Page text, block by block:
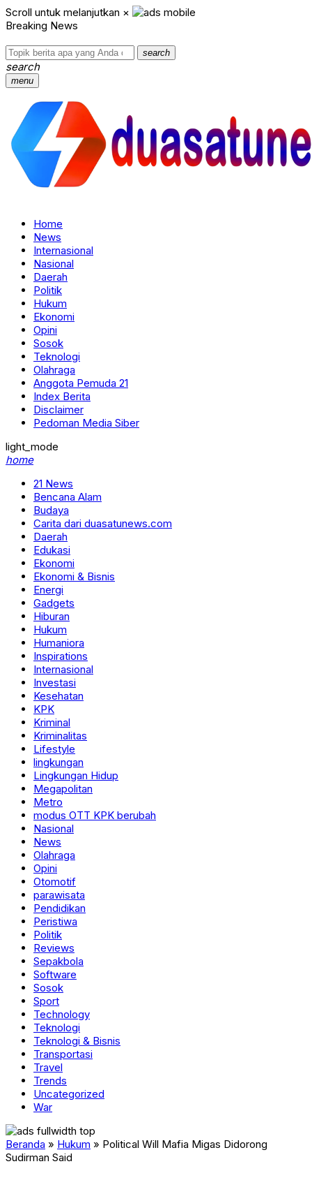
Scroll untuk melanjutkan ×
Breaking News
search
search
menu
Home
News
Internasional
Nasional
Daerah
Politik
Hukum
Ekonomi
Opini
Sosok
Teknologi
Olahraga
Anggota Pemuda 21
Index Berita
Disclaimer
Pedoman Media Siber
light_mode
home
21 News
Bencana Alam
Budaya
Carita dari duasatunews.com
Daerah
Edukasi
Ekonomi
Ekonomi & Bisnis
Energi
Gadgets
Hiburan
Hukum
Humaniora
Inspirations
Internasional
Investasi
Kesehatan
KPK
Kriminal
Kriminalitas
Lifestyle
lingkungan
Lingkungan Hidup
Megapolitan
Metro
modus OTT KPK berubah
Nasional
News
Olahraga
Opini
Otomotif
parawisata
Pendidikan
Peristiwa
Politik
Reviews
Sepakbola
Software
Sosok
Sport
Technology
Teknologi
Teknologi & Bisnis
Transportasi
Travel
Trends
Uncategorized
War
Beranda » Hukum » Political Will Mafia Migas Didorong
Sudirman Said